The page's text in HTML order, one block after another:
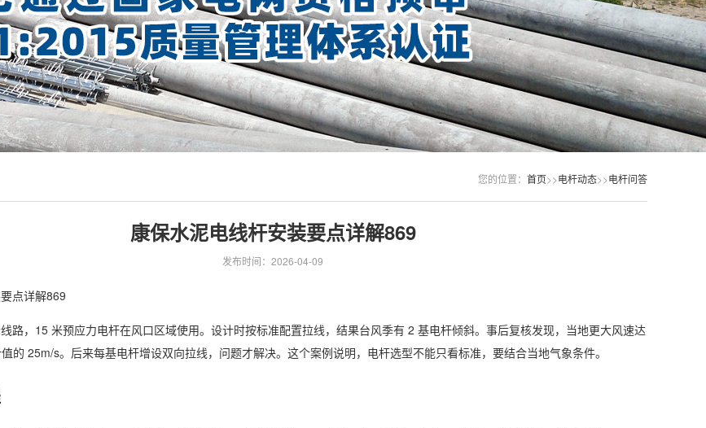
您的位置： 首页>>电杆动态>>电杆问答
康保水泥电线杆安装要点详解869
发布时间：2026-04-09
点详解869
路，15 米预应力电杆在风口区域使用。设计时按标准配置拉线，结果台风季有 2 基电杆倾斜。事后复核发现，当地更大风速达
的 25m/s。后来每基电杆增设双向拉线，问题才解决。这个案例说明，电杆选型不能只看标准，要结合当地气象条件。